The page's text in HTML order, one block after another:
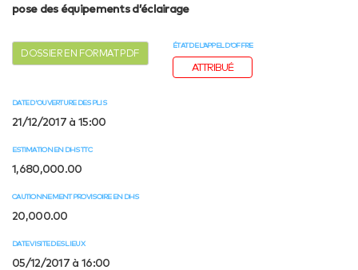
pose des équipements d’éclairage
DOSSIER EN FORMAT PDF
ÉTAT DE L’APPEL D’OFFRE
ATTRIBUÉ
DATE D'OUVERTURE DES PLIS
21/12/2017 à 15:00
ESTIMATION EN DHS TTC
1,680,000.00
CAUTIONNEMENT PROVISOIRE EN DHS
20,000.00
DATE VISITE DES LIEUX
05/12/2017 à 16:00